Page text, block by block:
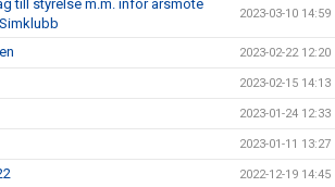
till styrelse m.m. inför årsmöte
2023-03-10 14:59
2023-02-22 12:20
2023-02-15 14:13
2023-01-24 12:33
2023-01-11 13:27
2022-12-19 14:45